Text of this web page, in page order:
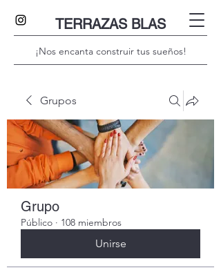
TERRAZAS BLAS
¡Nos encanta construir tus sueños!
Grupos
Grupo
Público · 108 miembros
Unirse